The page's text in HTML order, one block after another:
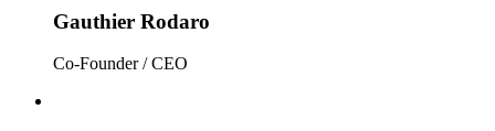
Gauthier Rodaro
Co-Founder / CEO